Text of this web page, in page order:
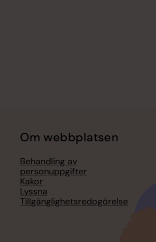
Om webbplatsen
Behandling av
personuppgifter
Kakor
Lyssna
Tillgänglighetsredogörelse